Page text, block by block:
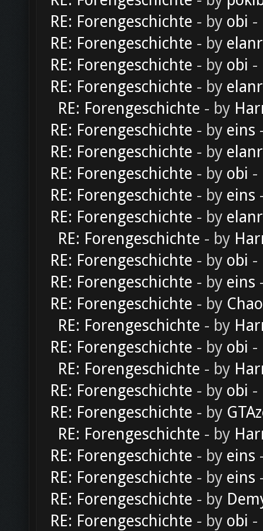
RE: Forengeschichte - by obi -
RE: Forengeschichte - by
RE: Forengeschichte - by obi -
RE: Forengeschichte - by
RE: Forengeschichte - by
RE: Forengeschichte - by eins
RE: Forengeschichte - by
RE: Forengeschichte - by obi -
RE: Forengeschichte - by eins
RE: Forengeschichte - by
RE: Forengeschichte - by
RE: Forengeschichte - by obi -
RE: Forengeschichte - by eins
RE: Forengeschichte - by
RE: Forengeschichte - by
RE: Forengeschichte - by obi -
RE: Forengeschichte - by
RE: Forengeschichte - by obi -
RE: Forengeschichte - by
RE: Forengeschichte - by
RE: Forengeschichte - by eins
RE: Forengeschichte - by eins
RE: Forengeschichte - by
RE: Forengeschichte - by obi -